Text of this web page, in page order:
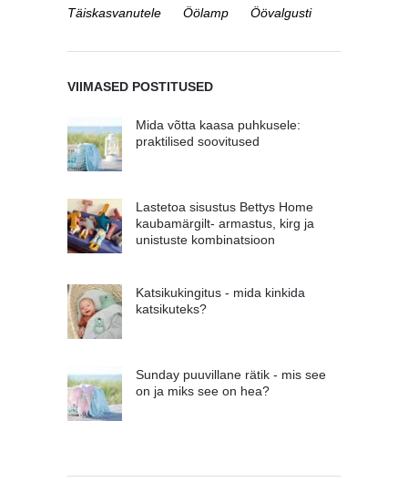
Täiskasvanutele
Öölamp Öövalgusti
VIIMASED POSTITUSED
Mida võtta kaasa puhkusele:
praktilised soovitused
Lastetoa sisustus Bettys Home
kaubamärgilt- armastus, kirg ja
unistuste kombinatsioon
Katsikukingitus - mida kinkida
katsikuteks?
Sunday puuvillane rätik - mis see
on ja miks see on hea?